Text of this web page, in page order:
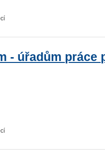
- úřadům práce